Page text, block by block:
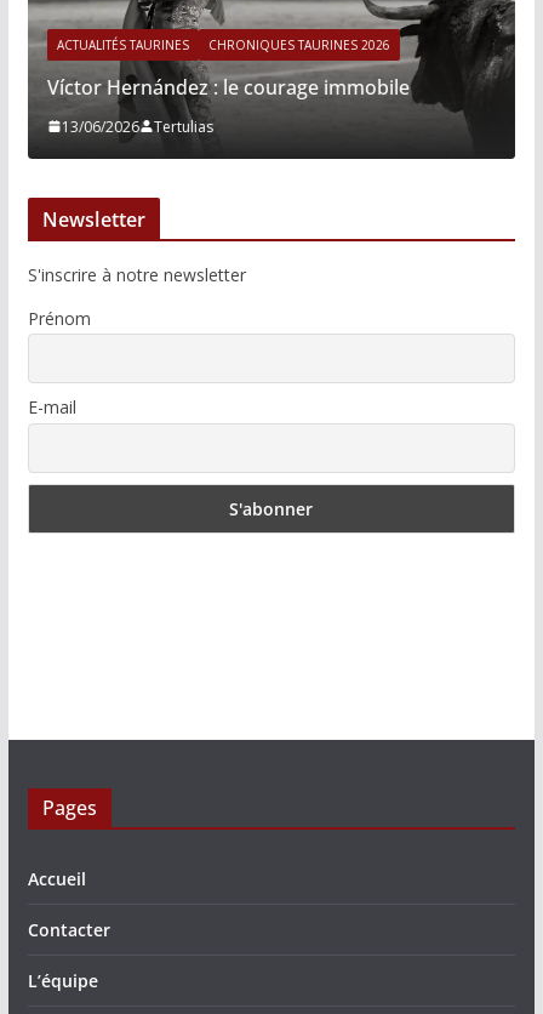
ACTUALITÉS TAURINES CHRONIQUES TAURINES 2026
Víctor Hernández : le courage immobile
13/06/2026 Tertulias
Newsletter
S'inscrire à notre newsletter
Prénom
E-mail
Pages
Accueil
Contacter
L’équipe